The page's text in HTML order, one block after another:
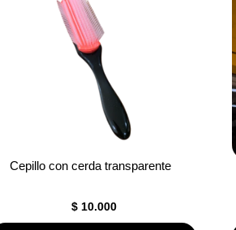
Cepillo con cerda transparente
$10.000